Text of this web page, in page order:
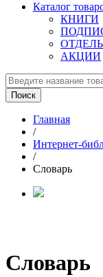
Каталог
КНИГИ
АКЦИИ
Главная
/
Интернет-
/
Словарь
Словарь